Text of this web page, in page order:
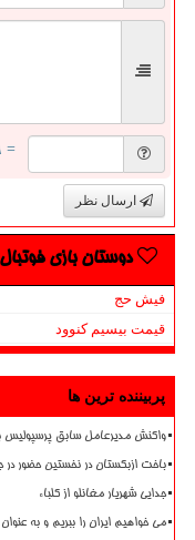
= ۹ بعلاوه ۳
ارسال نظر
دوستان بازی فوتبال
فیش حج
قیمت بیسیم کنوود
پربیننده ترین ها
واکنش مدیرعامل سابق پرسپولیس
باخت ازبکستان در نخستین حضور در
جدایی شهریار مغانلو از کلباء
می خواهیم ایران را ببریم و به